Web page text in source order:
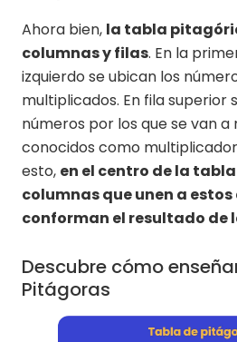
Ahora bien, la tabla
columnas y filas. En la
izquierdo se ubican los
multiplicados. En fila superior
números por los que se van
conocidos como
esto, en el centro de la
columnas que unen a
conforman el resultado de
Descubre cómo
Pitágoras